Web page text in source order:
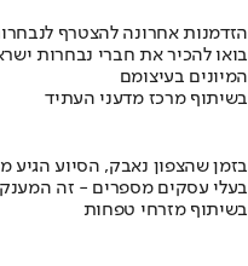
הזדמנות אחרונה להצטרף
בואו להכיר את חברי נבחרות
המיונים בעיצומם
בשיתוף מרכז מדעני העתיד
בזמן שהצפון נאבק, הסיוע הגיע
בעלי עסקים מספרים - זה המענק
בשיתוף מזרחי טפחות